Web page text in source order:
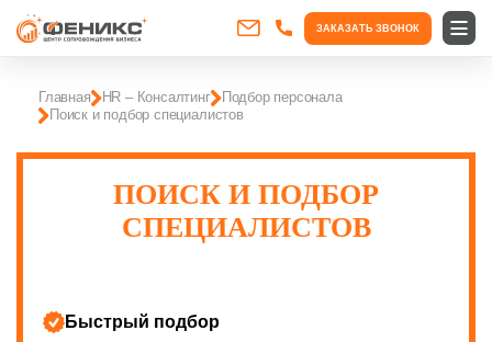
ЗАКАЗАТЬ ЗВОНОК
Главная HR – Консалтинг
Подбор персонала
Поиск и подбор специалистов
ПОИСК И ПОДБОР
СПЕЦИАЛИСТОВ
Быстрый подбор